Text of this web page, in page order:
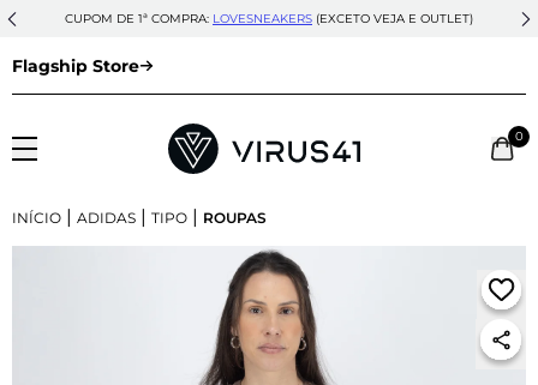
CUPOM DE 1ª COMPRA: LOVESNEAKERS (EXCETO VEJA E OUTLET)
Flagship Store
0
INÍCIO | ADIDAS | TIPO | ROUPAS